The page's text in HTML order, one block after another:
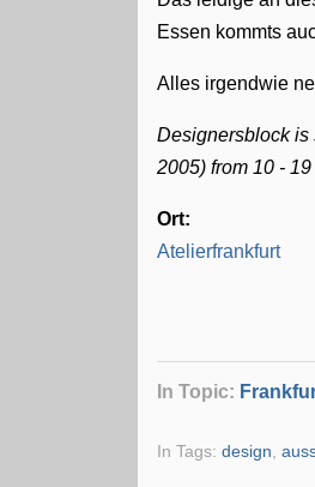
Essen kommts
Alles irgendwie
Designersblock is
2005) from 10 - 19
Ort:
Atelierfrankfurt
In Topic:
In Tags:design ,